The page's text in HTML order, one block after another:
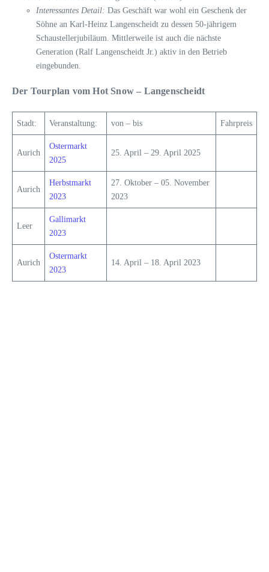
Interessantes Detail: Das Geschäft war wohl ein Geschenk der
Söhne an Karl-Heinz Langenscheidt zu dessen 50-jährigem
Schaustellerjubiläum. Mittlerweile ist auch die nächste
Generation (Ralf Langenscheidt Jr.) aktiv in den Betrieb
eingebunden.
Der Tourplan vom Hot Snow – Langenscheidt
Stadt: Veranstaltung: von – bis Fahrpreis
Aurich
Ostermarkt
2025
25. April – 29. April 2025
Aurich
Herbstmarkt
2023
27. Oktober – 05. November
2023
Leer
Gallimarkt
2023
Aurich
Ostermarkt
2023
14. April – 18. April 2023